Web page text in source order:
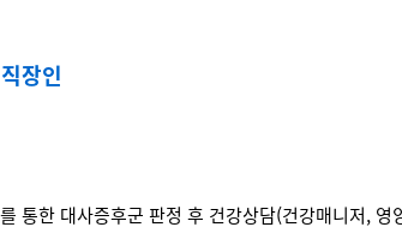
장인
통한 대사증후군 판정 후 건강상담(건강매니저,